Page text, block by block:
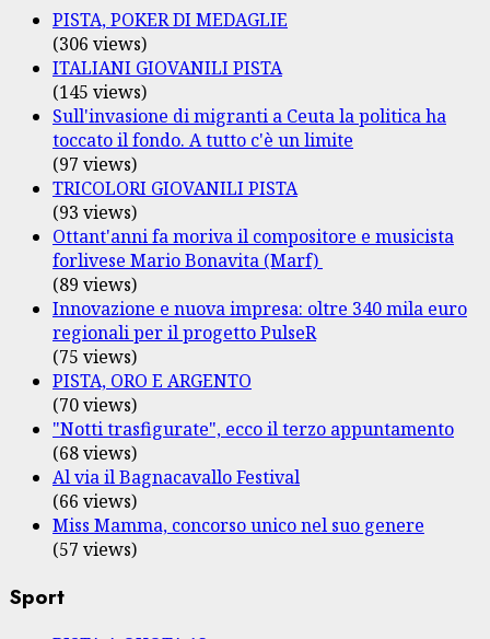
PISTA, POKER DI MEDAGLIE
(306 views)
ITALIANI GIOVANILI PISTA
(145 views)
Sull'invasione di migranti a Ceuta la politica ha
toccato il fondo. A tutto c'è un limite
(97 views)
TRICOLORI GIOVANILI PISTA
(93 views)
Ottant'anni fa moriva il compositore e musicista
forlivese Mario Bonavita (Marf)
(89 views)
Innovazione e nuova impresa: oltre 340 mila euro
regionali per il progetto PulseR
(75 views)
PISTA, ORO E ARGENTO
(70 views)
"Notti trasfigurate", ecco il terzo appuntamento
(68 views)
Al via il Bagnacavallo Festival
(66 views)
Miss Mamma, concorso unico nel suo genere
(57 views)
Sport